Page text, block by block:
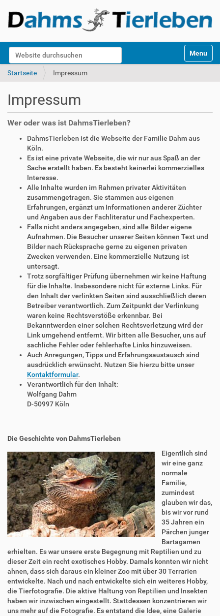
Website durchsuchen
k
Toggle
Startseite Impressum
Impressum
Wer oder was ist DahmsTierleben?
DahmsTierleben ist die Webseite der Familie Dahm aus
Köln.
Es ist eine private Webseite, die wir nur aus Spaß an der
Sache erstellt haben. Es besteht keinerlei kommerzielles
Interesse.
Alle Inhalte wurden im Rahmen privater Aktivitäten
zusammengetragen. Sie stammen aus eigenen
Erfahrungen, ergänzt um Informationen anderer Züchter
und Angaben aus der Fachliteratur und Fachexperten.
Falls nicht anders angegeben, sind alle Bilder eigene
Aufnahmen. Die Besucher unserer Seiten können Text und
Bilder nach Rücksprache gerne zu eigenen privaten
Zwecken verwenden. Eine kommerzielle Nutzung ist
untersagt.
Trotz sorgfältiger Prüfung übernehmen wir keine Haftung
für die Inhalte. Insbesondere nicht für externe Links. Für
den Inhalt der verlinkten Seiten sind ausschließlich deren
Betreiber verantwortlich. Zum Zeitpunkt der Verlinkung
waren keine Rechtsverstöße erkennbar. Bei
Bekanntwerden einer solchen Rechtsverletzung wird der
Link umgehend entfernt. Wir bitten alle Besucher, uns auf
sachliche Fehler oder fehlerhafte Links hinzuweisen.
Auch Anregungen, Tipps und Erfahrungsaustausch sind
ausdrücklich erwünscht. Nutzen Sie hierzu bitte unser
Kontaktformular.
Verantwortlich für den Inhalt:
Wolfgang Dahm
D-50997 Köln
Die Geschichte von DahmsTierleben
Eigentlich sind
wir eine ganz
normale
Familie,
zumindest
glauben wir das,
bis wir vor rund
35 Jahren ein
Pärchen junger
Bartagamen
erhielten. Es war unsere erste Begegnung mit Reptilien und zu
dieser Zeit ein recht exotisches Hobby. Damals konnten wir nicht
ahnen, dass sich daraus ein kleiner Zoo mit über 30 Terrarien
entwickelte. Nach und nach entwickelte sich ein weiteres Hobby,
die Tierfotografie. Die aktive Haltung von Reptilien und Insekten
haben wir inzwischen eingestellt. Stattdessen konzentrieren wir
uns mehr auf die Fotografie. Es entstand die Idee, eine Galerie